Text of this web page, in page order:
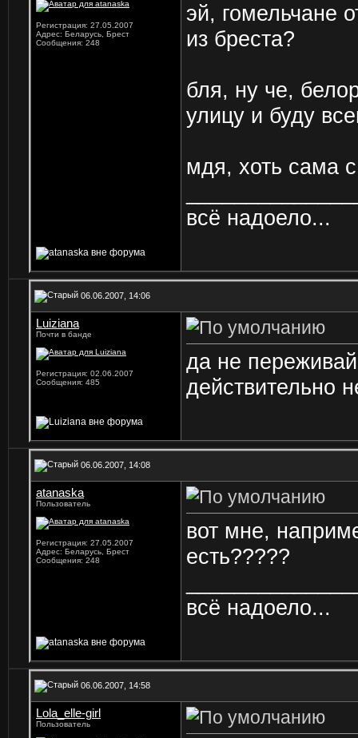
Регистрация: 27.05.2007
Адрес: Беларусь, Брест
Сообщения: 248
эй, гомельчане
из бреста?
бля, ну че,
улицу и буду
мдя, хоть сама
всё надоело...
06.06.2007, 14:06
Luiziana
Почти в банде
Регистрация: 02.06.2007
Сообщения: 485
да не
действительно
06.06.2007, 14:08
atanaska
Пользователь
Регистрация: 27.05.2007
Адрес: Беларусь, Брест
Сообщения: 248
вот мне,
есть?????
всё надоело...
06.06.2007, 14:58
Lola_elle-girl
Пользователь